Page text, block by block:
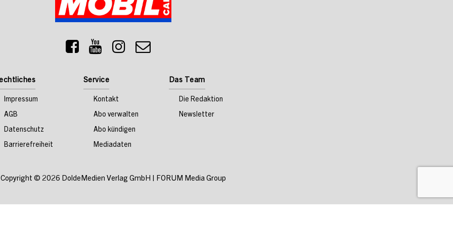
Impressum
AGB
Datenschutz
Barrierefreiheit
Service
Kontakt
Abo verwalten
Abo kündigen
Mediadaten
Das Team
Die Redaktion
Newsletter
Copyright © 2026 DoldeMedien Verlag GmbH FORUM Media Group